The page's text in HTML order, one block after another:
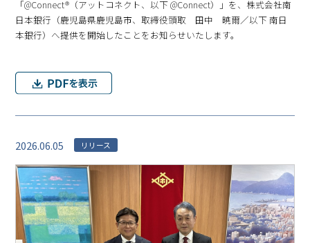
「@Connect®（アットコネクト、以下 @Connect）」を、株式会社南
日本銀行（鹿児島県鹿児島市、取締役頭取 田中 暁爾／以下 南日
本銀行）へ提供を開始したことをお知らせいたします。
2026.06.05 リリース